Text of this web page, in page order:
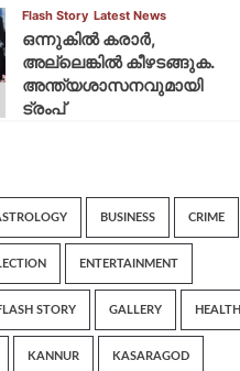
Flash Story Latest News
ഒന്നുകില്‍ കരാര്‍,
അല്ലെങ്കില്‍ കീഴടങ്ങുക.
അന്ത്യശാസനവുമായി
ട്രംപ്
BUSINESS CRIME
ENTERTAINMENT
STORY GALLERY HEALTH
KANNUR KASARAGOD